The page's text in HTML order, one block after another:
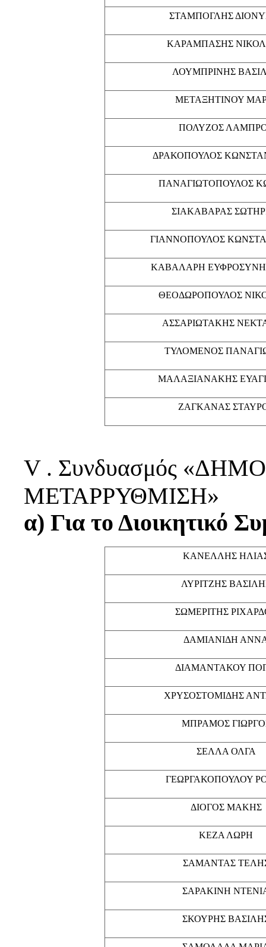
ΣΤΑΜΠΟΓΛΗΣ
ΚΑΡΑΜΠΑΣΗΣ
ΛΟΥΜΠΡΙΝΗΣ
ΜΕΤΑΞΗΤΙΝΟΥ
ΠΟΛΥΖΟΣ
ΔΡΑΚΟΠΟΥΛΟΣ
ΠΑΝΑΓΙΩΤΟΠΟΥΛΟΣ
ΣΙΑΚΑΒΑΡΑΣ
ΓΙΑΝΝΟΠΟΥΛΟΣ
ΚΑΒΑΛΑΡΗ
ΘΕΟΔΩΡΟΠΟΥΛΟΣ
ΑΣΣΑΡΙΩΤΑΚΗΣ
ΤΥΛΟΜΕΝΟΣ
ΜΑΛΑΞΙΑΝΑΚΗΣ
ΖΑΓΚΑΝΑΣ
V . Συνδυασμός
ΜΕΤΑΡΡΥΘΜΙΣΗ»
α) Για το Διοικητικό
ΚΑΝΕΛΛΗΣ
ΛΥΡΙΤΖΗΣ
ΣΩΜΕΡΙΤΗΣ
ΔΑΜΙΑΝΙΔΗ
ΔΙΑΜΑΝΤΑΚΟΥ
ΧΡΥΣΟΣΤΟΜΙΔΗΣ
ΜΠΡΑΜΟΣ
ΣΕΛΛΑ ΟΛΓΑ
ΓΕΩΡΓΑΚΟΠΟΥΛΟΥ
ΔΙΟΓΟΣ ΜΑΚΗΣ
ΚΕΖΑ ΛΩΡΗ
ΣΑΜΑΝΤΑΣ
ΣΑΡΑΚΙΝΗ
ΣΚΟΥΡΗΣ